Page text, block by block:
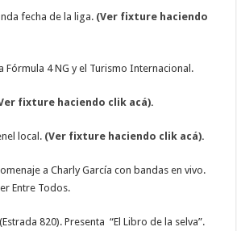
fecha de la liga. (Ver fixture haciendo
Fórmula 4 NG y el Turismo Internacional.
fixture haciendo clik acá).
local. (Ver fixture haciendo clik acá).
a Charly García con bandas en vivo.
Entre Todos.
820). Presenta “El Libro de la selva”.